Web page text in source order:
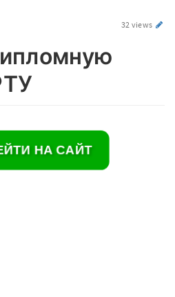
32 views
НА САЙТ